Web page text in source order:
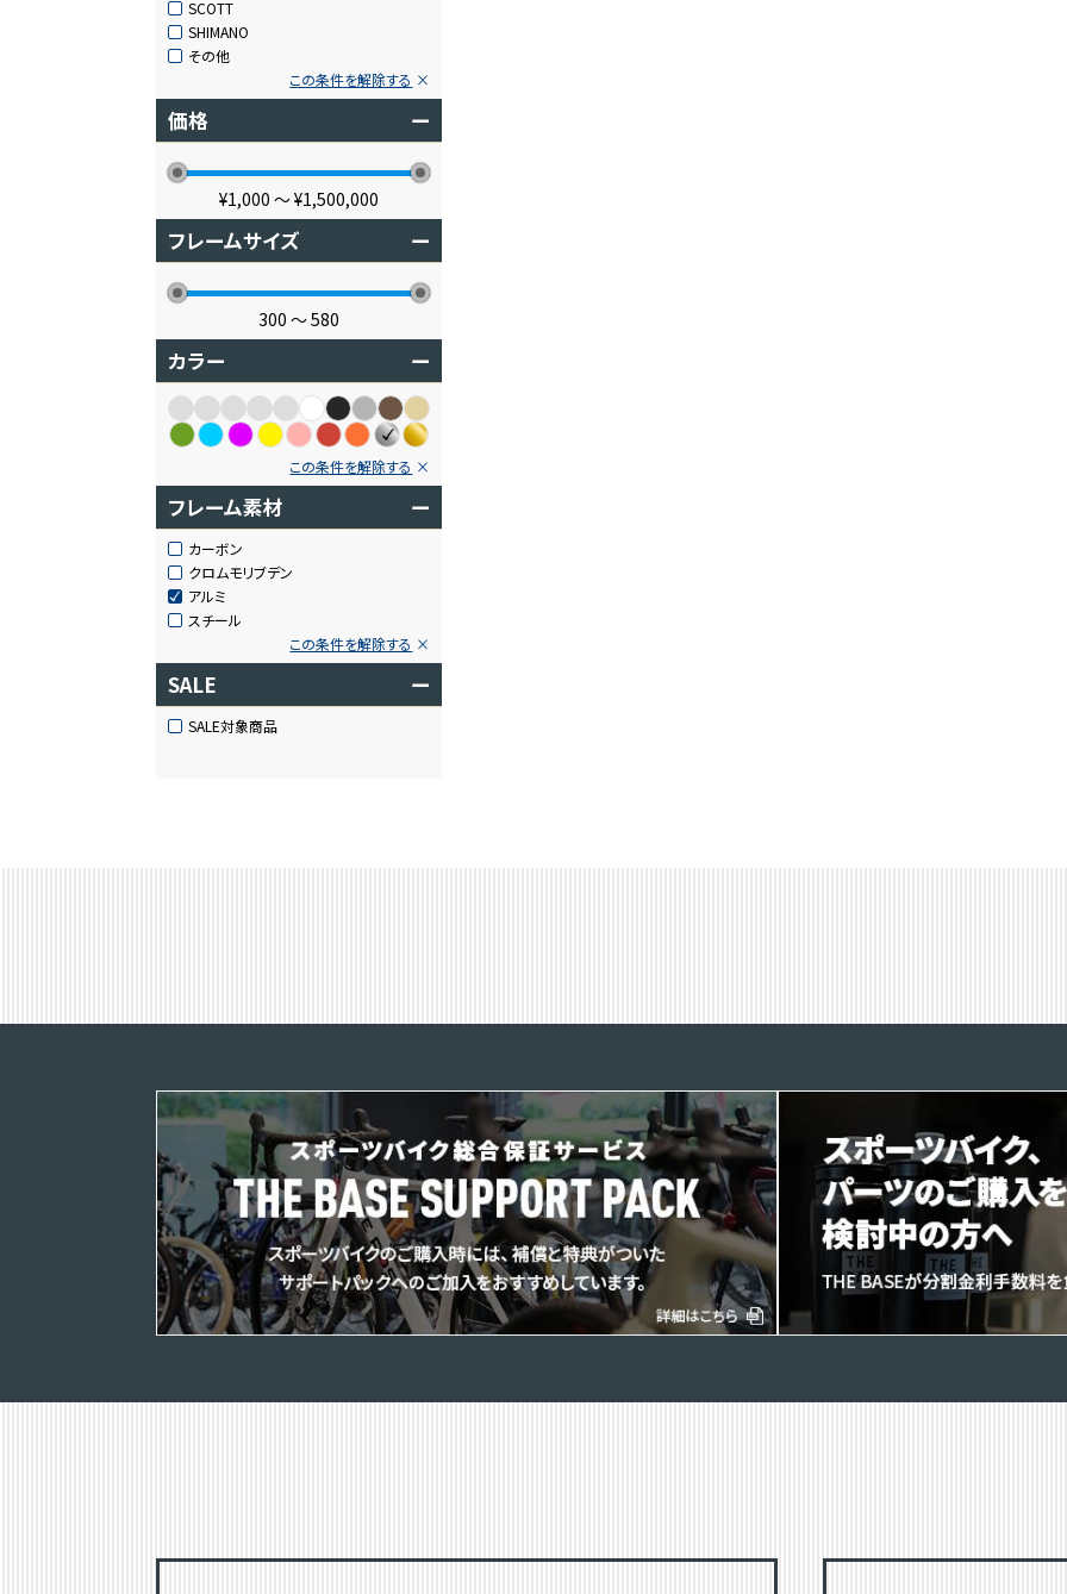
SCOTT
SHIMANO
その他
この条件を解除する
価格 ー
¥1,000 〜¥1,500,000
フレームサイズ ー
300 〜580
カラー ー
この条件を解除する
フレーム素材 ー
カーボン
クロムモリブデン
アルミ
スチール
この条件を解除する
SALE ー
SALE対象商品